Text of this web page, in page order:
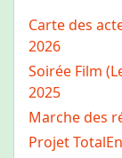
Carte des
2026
Soirée Film
2025
Marche des
Projet